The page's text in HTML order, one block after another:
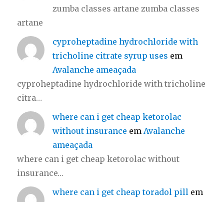
zumba classes artane zumba classes
artane
cyproheptadine hydrochloride with
tricholine citrate syrup uses em
Avalanche ameaçada
cyproheptadine hydrochloride with tricholine
citra…
where can i get cheap ketorolac
without insurance em Avalanche
ameaçada
where can i get cheap ketorolac without
insurance…
where can i get cheap toradol pill em